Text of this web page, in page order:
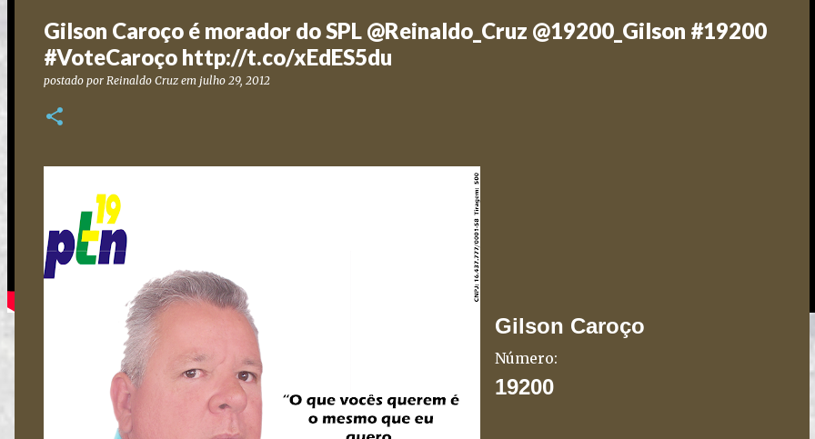
Gilson Caroço é morador do SPL @Reinaldo_Cruz @19200_Gilson #19200
#VoteCaroço http://t.co/xEdES5du
postado por Reinaldo Cruz em julho 29, 2012
Gilson Caroço
Número:
19200